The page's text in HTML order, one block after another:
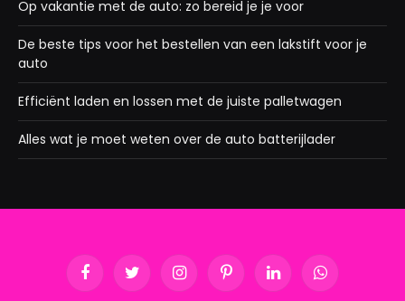
Op vakantie met de auto: zo bereid je je voor
De beste tips voor het bestellen van een lakstift voor je
auto
Efficiënt laden en lossen met de juiste palletwagen
Alles wat je moet weten over de auto batterijlader
FacebookTwitter InstagramPinterestLinkedInWhatsApp